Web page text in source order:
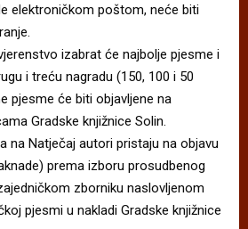
elektroničkom poštom, neće biti
izabrat će najbolje pjesme i
i treću nagradu (150, 100 i 50
pjesme će biti objavljene na
Gradske knjižnice Solin.
na Natječaj autori pristaju na objavu
prema izboru prosudbenog
zborniku naslovljenom
pjesmi u nakladi Gradske knjižnice